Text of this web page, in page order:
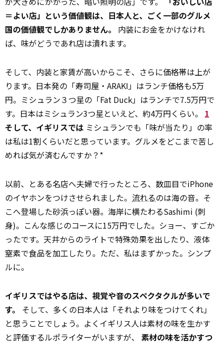
＝よい店」という価値観は、日本人と、ごく一部のグルメ
国の価値観でしかありません。
内装にお金をかけなけれ
ば、味がどうであれ店は潰れます。
そして、内装と家賃が高いからこそ、さらに価格帯は上が
ります。日本発の「寿司屋・ARAKI」はランチ価格も5万
円。ミシュラン３つ星の「Fat Duck」はランチで7.5万円で
す。日本はミシュラン3つ星といえど、約4万円くらい。 1
そして、イギリスでは ミシュランでも「味が当たり」の率
は私は1割くらいだと思っています。グルメをどこまで苦し
めれば気が済むんですか？*
以前、とある名店へ夫婦で行ったところ、数皿目でiPhone
のイヤホンをつけさせられました。 流れるのは海の音。そ
こへ登場した砂浜っぽい器。海岸に横たわるSashimi (刺
身)。こんな感じのコースに15万円でした。ショー、すごか
ったです。天井からのライトで特殊効果を出したり、液体
窒素で食品を加工したり。ただ、私はまずかった。シンプ
ルに。
イギリスではやる店は、視覚や音のスペクタクルが多いで
す。
そして、多くの日本人は「それより味をつけてくれ」
と思うことでしょう。よくイギリス人は素材の味を生かす
と評価するルポライターがいますが、 素材の味を活かすつ